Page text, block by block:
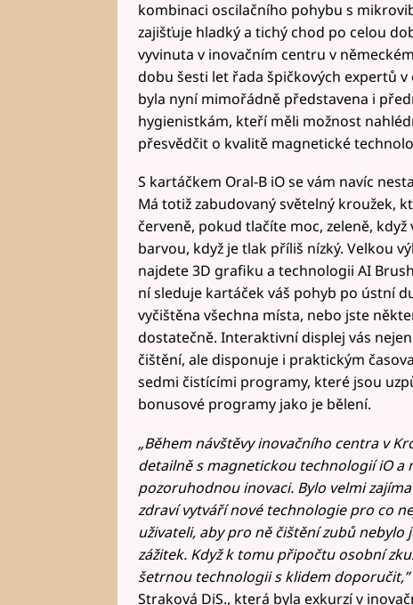
kombinaci oscilačního pohybu s
zajišťuje hladký a tichý chod po celou
vyvinuta v inovačním centru v
dobu šesti let řada špičkových expertů
byla nyní mimořádně představena i
hygienistkám, kteří měli možnost
přesvědčit o kvalitě magnetické
S kartáčkem Oral-B iO se vám navíc
Má totiž zabudovaný světelný kroužek,
červeně, pokud tlačíte moc, zeleně,
barvou, když je tlak příliš nízký. Velkou
najdete 3D grafiku a technologii AI
ní sleduje kartáček váš pohyb po ústní
vyčištěna všechna místa, nebo jste
dostatečně. Interaktivní displej vás
čištění, ale disponuje i praktickým
sedmi čistícími programy, které jsou
bonusové programy jako je bělení.
„Během návštěvy inovačního centra v
detailně s magnetickou technologií iO a
pozoruhodnou inovaci. Bylo velmi
zdraví vytváří nové technologie pro co
uživateli, aby pro ně čištění zubů
zážitek. Když k tomu připočtu osobní
šetrnou technologii s klidem doporučit,”
Straková DiS., která byla exkurzí v